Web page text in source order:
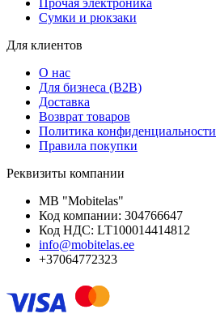
Прочая электроника
Сумки и рюкзаки
Для клиентов
О нас
Для бизнеса (B2B)
Доставка
Возврат товаров
Политика конфиденциальности
Правила покупки
Реквизиты компании
MB "Mobitelas"
Код компании: 304766647
Код НДС: LT100014414812
info@mobitelas.ee
+37064772323